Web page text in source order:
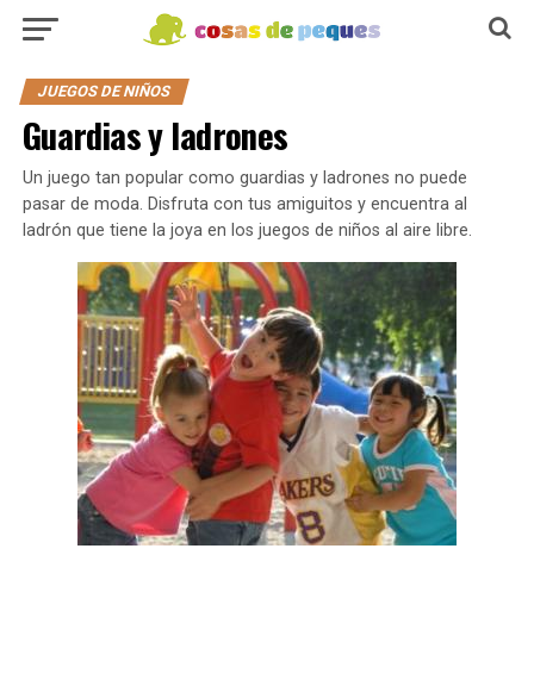
JUEGOS DE NIÑOS
Guardias y ladrones
Un juego tan popular como guardias y ladrones no puede
pasar de moda. Disfruta con tus amiguitos y encuentra al
ladrón que tiene la joya en los juegos de niños al aire libre.